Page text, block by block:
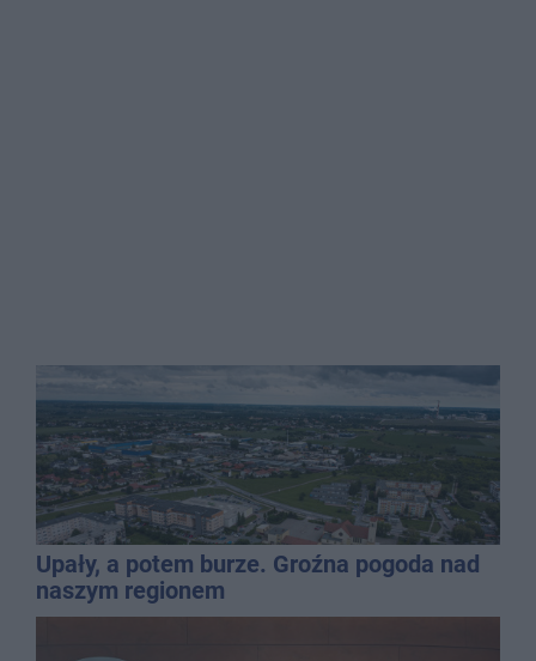
Upały, a potem burze. Groźna pogoda nad
naszym regionem